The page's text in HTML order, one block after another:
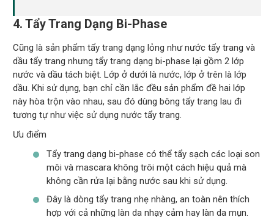
4. Tẩy Trang Dạng Bi-Phase
Cũng là sản phẩm tẩy trang dạng lỏng như nước tẩy trang và
dầu tẩy trang nhưng tẩy trang dạng bi-phase lại gồm 2 lớp
nước và dầu tách biệt. Lớp ở dưới là nước, lớp ở trên là lớp
dầu. Khi sử dụng, bạn chỉ cần lắc đều sản phẩm đề hai lớp
này hòa trộn vào nhau, sau đó dùng bông tẩy trang lau đi
tương tự như việc sử dụng nước tẩy trang.
Ưu điểm
Tẩy trang dạng bi-phase có thể tẩy sạch các loại son
môi và mascara không trôi một cách hiệu quả mà
không cần rửa lại bằng nước sau khi sử dụng.
Đây là dòng tẩy trang nhẹ nhàng, an toàn nên thích
hợp với cả những làn da nhạy cảm hay làn da mụn.